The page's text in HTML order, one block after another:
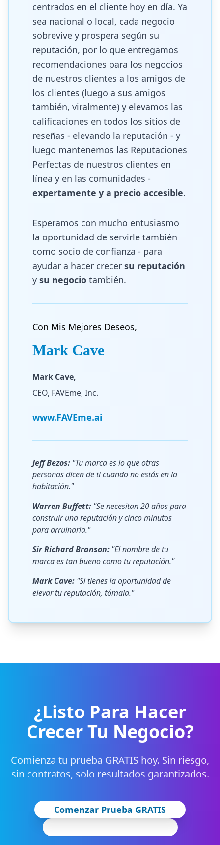
centrados en el cliente hoy en día. Ya
sea nacional o local, cada negocio
sobrevive y prospera según su
reputación, por lo que entregamos
recomendaciones para los negocios
de nuestros clientes a los amigos de
los clientes (luego a sus amigos
también, viralmente) y elevamos las
calificaciones en todos los sitios de
reseñas - elevando la reputación - y
luego mantenemos las Reputaciones
Perfectas de nuestros clientes en
línea y en las comunidades -
expertamente y a precio accesible.
Esperamos con mucho entusiasmo
la oportunidad de servirle también
como socio de confianza - para
ayudar a hacer crecer su reputación
y su negocio también.
Con Mis Mejores Deseos,
Mark Cave
Mark Cave,
CEO, FAVEme, Inc.
www.FAVEme.ai
Jeff Bezos: "Tu marca es lo que otras
personas dicen de ti cuando no estás en la
habitación."
Warren Buffett: "Se necesitan 20 años para
construir una reputación y cinco minutos
para arruinarla."
Sir Richard Branson: "El nombre de tu
marca es tan bueno como tu reputación."
Mark Cave: "Si tienes la oportunidad de
elevar tu reputación, tómala."
¿Listo Para Hacer
Crecer Tu Negocio?
Comienza tu prueba GRATIS hoy. Sin riesgo,
sin contratos, solo resultados garantizados.
Comenzar Prueba GRATIS